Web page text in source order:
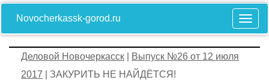
Novocherkassk-gorod.ru
Деловой Новочеркасск
Выпуск №26 от 12 июля
2017 | ЗАКУРИТЬ НЕ НАЙДЁТСЯ!